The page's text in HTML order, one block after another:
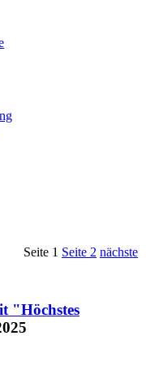
Seite 1 Seite 2 nächste
"Höchstes